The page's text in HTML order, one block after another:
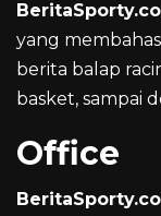
yang
berita balap
basket, sampai
Office